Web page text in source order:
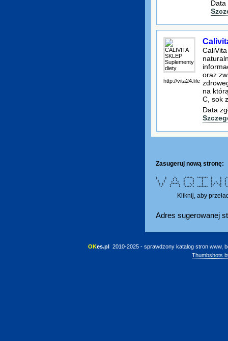
Data
http://vita24.life
oraz
na
C, sok
Data
Zasugeruj nową stronę:
* * * ***** ******* * * *****
* * * * * * * *
* * * * * * * *
* * * * * * * * *
* * ***** * * * * *
* * * * * * * **
* * * **** * ******* * *
Kliknij, aby
Adres sugerowanej
OKes.pl 2010-2025 - sprawdzony katalog stron www,
Thumbshots